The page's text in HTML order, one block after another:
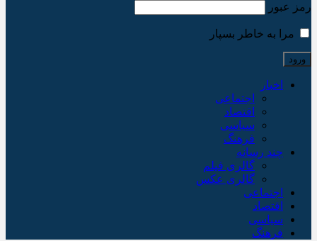
رمز عبور
مرا به خاطر بسپار
اخبار
اجتماعی
اقتصاد
سیاسی
فرهنگ
چند رسانه
گالری فیلم
گالری عکس
اجتماعی
اقتصاد
سیاسی
فرهنگ